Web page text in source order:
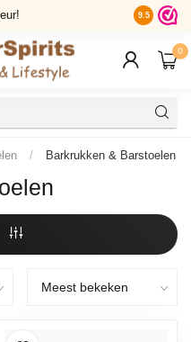
9.5
0
/ Barkrukken & Barstoelen